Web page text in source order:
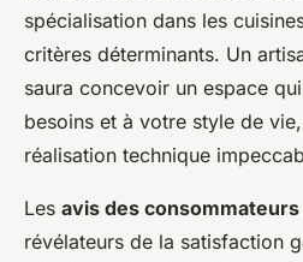
spécialisation dans les
critères déterminants. Un
saura concevoir un espace
besoins et à votre style de
réalisation technique
Les avis des consommateurs
révélateurs de la satisfaction